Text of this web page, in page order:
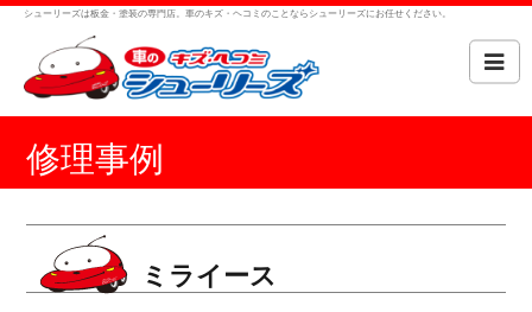
シューリーズは板金・塗装の専門店。車のキズ・ヘコミのことならシューリーズにお任せください。
修理事例
ミライース